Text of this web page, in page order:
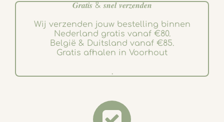
𝑮𝒓𝒂𝒕𝒊𝒔 & 𝒔𝒏𝒆𝒍 𝒗𝒆𝒓𝒛𝒆𝒏𝒅𝒆𝒏
Wij verzenden jouw bestelling binnen
Nederland gratis vanaf €80.
België & Duitsland vanaf €85.
Gratis afhalen in Voorhout
.